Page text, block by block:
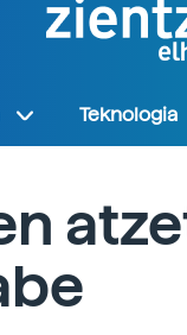
Teknologia